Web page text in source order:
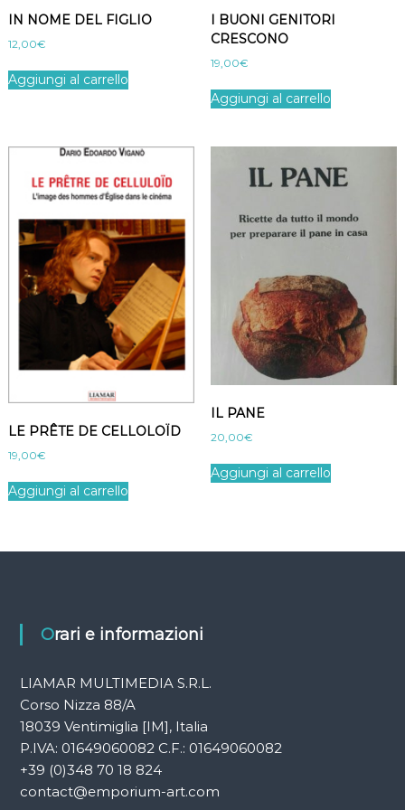
u
a
t
IN NOME DEL FIGLIO
12,00€
Aggiungi al carrello
I BUONI GENITORI
CRESCONO
19,00€
Aggiungi al carrello
LE PRÊTE DE CELLOLOÏD
19,00€
Aggiungi al carrello
IL PANE
20,00€
Aggiungi al carrello
Orari e informazioni
LIAMAR MULTIMEDIA S.R.L.
Corso Nizza 88/A
18039 Ventimiglia [IM], Italia
P.IVA: 01649060082 C.F.: 01649060082
+39 (0)348 70 18 824
contact@emporium-art.com